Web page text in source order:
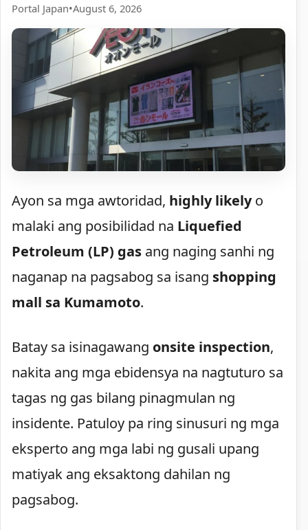
Portal Japan•August 6, 2026
Ayon sa mga awtoridad, highly likelyo
malaki ang posibilidad na Liquefied
Petroleum (LP) gas ang naging sanhi ng
naganap na pagsabog sa isang shopping
mall sa Kumamoto.
Batay sa isinagawang onsite inspection,
nakita ang mga ebidensya na nagtuturo sa
tagas ng gas bilang pinagmulan ng
insidente. Patuloy pa ring sinusuri ng mga
eksperto ang mga labi ng gusali upang
matiyak ang eksaktong dahilan ng
pagsabog.